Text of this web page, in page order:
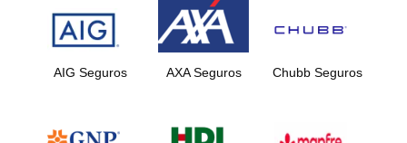
AIG Seguros AXA Seguros Chubb Seguros